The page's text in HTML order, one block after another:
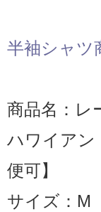
半袖シャツ
商品名：
ハワイアン
便可】
サイズ：M